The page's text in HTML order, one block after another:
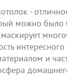
-
можно было
и